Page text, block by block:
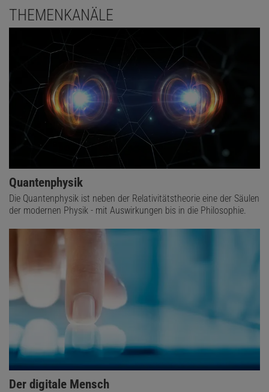
THEMENKANÄLE
Quantenphysik
Die Quantenphysik ist neben der Relativitätstheorie eine der Säulen
der modernen Physik - mit Auswirkungen bis in die Philosophie.
Der digitale Mensch